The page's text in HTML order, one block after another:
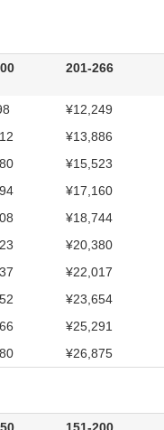
201-266
¥12,249
¥13,886
¥15,523
¥17,160
¥18,744
¥20,380
¥22,017
¥23,654
¥25,291
¥26,875